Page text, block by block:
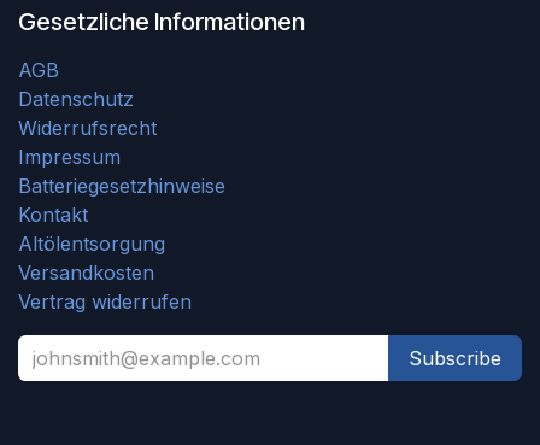
Gesetzliche Informationen
AGB
Datenschutz
Widerrufsrecht
Impressum
Batteriegesetzhinweise
Kontakt
Altölentsorgung
Versandkosten
Vertrag widerrufen
Subscribe